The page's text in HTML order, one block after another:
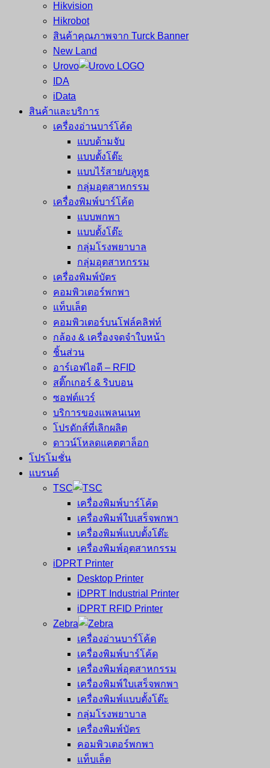
Hikvision
Hikrobot
สินค้าคุณภาพจาก Turck Banner
New Land
Urovo
IDA
iData
สินค้าและบริการ
เครื่องอ่านบาร์โค้ด
แบบด้ามจับ
แบบตั้งโต๊ะ
แบบไร้สาย/บลูทูธ
กลุ่มอุตสาหกรรม
เครื่องพิมพ์บาร์โค้ด
แบบพกพา
แบบตั้งโต๊ะ
กลุ่มโรงพยาบาล
กลุ่มอุตสาหกรรม
เครื่องพิมพ์บัตร
คอมพิวเตอร์พกพา
แท็บเล็ต
คอมพิวเตอร์บนโฟล์คลิฟท์
กล้อง & เครื่องจดจำใบหน้า
ชิ้นส่วน
อาร์เอฟไอดี – RFID
สติ๊กเกอร์ & ริบบอน
ซอฟต์แวร์
บริการของแพลนเนท
โปรดักส์ที่เลิกผลิต
ดาวน์โหลดแคตตาล็อก
โปรโมชั่น
แบรนด์
TSC
เครื่องพิมพ์บาร์โค้ด
เครื่องพิมพ์ใบเสร็จพกพา
เครื่องพิมพ์แบบตั้งโต๊ะ
เครื่องพิมพ์อุตสาหกรรม
iDPRT Printer
Desktop Printer
iDPRT Industrial Printer
iDPRT RFID Printer
Zebra
เครื่องอ่านบาร์โค้ด
เครื่องพิมพ์บาร์โค้ด
เครื่องพิมพ์อุตสาหกรรม
เครื่องพิมพ์ใบเสร็จพกพา
เครื่องพิมพ์แบบตั้งโต๊ะ
กลุ่มโรงพยาบาล
เครื่องพิมพ์บัตร
คอมพิวเตอร์พกพา
แท็บเล็ต